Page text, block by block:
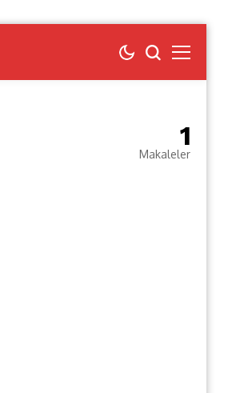
1
Makaleler